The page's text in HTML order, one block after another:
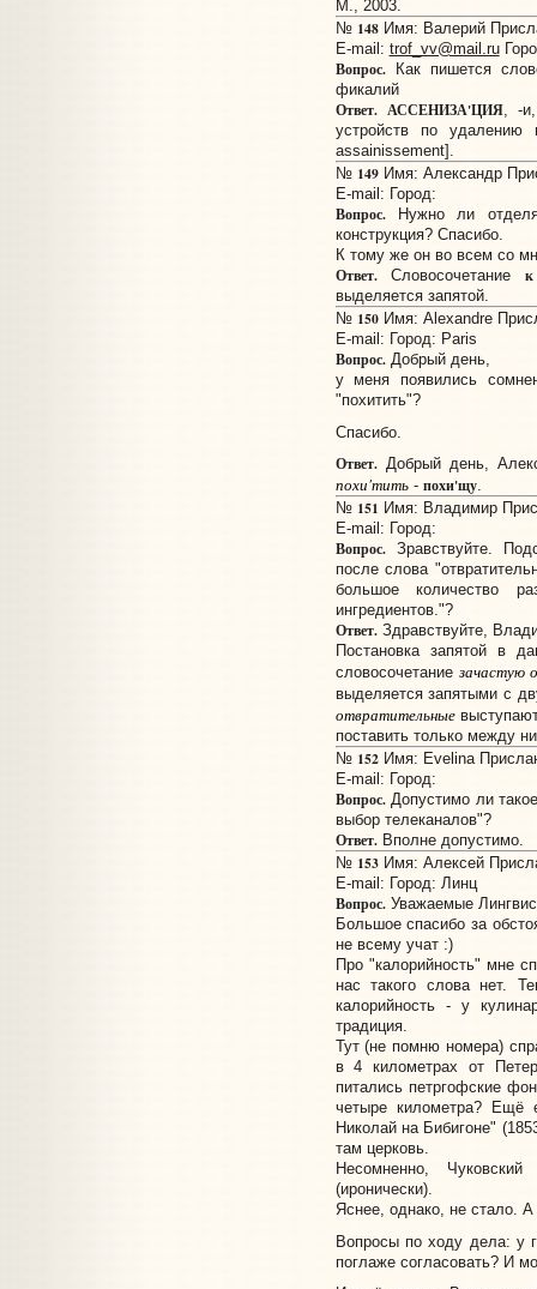
М., 2003.
№ 148Имя: Валерий
E-mail: trof_vv@mail.ru
Вопрос.Как пишется
фикалий
Ответ. АССЕНИЗА'ЦИЯ, -и,
устройств по удалению
assainissement].
№ 149Имя: Александр
E-mail: Город:
Вопрос.Нужно ли
конструкция? Спасибо.
К тому же он во всем со
Ответ.Словосочетание
выделяется запятой.
№ 150Имя: Alexandre
E-mail: Город: Paris
Вопрос.Добрый день,
у меня появились
"похитить"?
Спасибо.
Ответ.Добрый день,
похи'тить- похи'щу.
№ 151 Имя: Владимир
E-mail: Город:
Вопрос.Зравствуйте.
после слова
большое количество
ингредиентов."?
Ответ.Здравствуйте,
Постановка запятой в
словосочетание зачастую
выделяется запятыми с
отвратительные
поставить только между
№ 152Имя: Evelina
E-mail: Город:
Вопрос.Допустимо ли
выбор телеканалов"?
Ответ.Вполне допустимо.
№ 153Имя: Алексей
E-mail: Город: Линц
Вопрос.Уважаемые
Большое спасибо за
не всему учат :)
Про "калорийность" мне
нас такого слова нет.
калорийность - у
традиция.
Тут (не помню номера)
в 4 километрах от
питались петргофские
четыре километра? Ещё
Николай на Бибигоне"
там церковь.
Несомненно,
(иронически).
Яснее, однако, не стало.
Вопросы по ходу дела: у
поглаже согласовать? И